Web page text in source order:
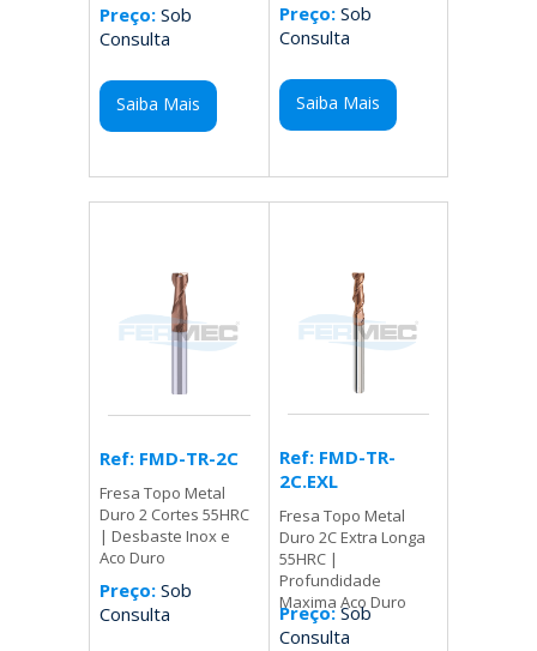
Preço: Sob
Consulta
Saiba Mais
Preço:Sob
Consulta
Saiba Mais
Ref: FMD-TR-2C
Fresa Topo Metal
Duro 2 Cortes 55HRC
| Desbaste Inox e
Aco Duro
Preço: Sob
Consulta
Ref: FMD-TR-
2C.EXL
Fresa Topo Metal
Duro 2C Extra Longa
55HRC |
Profundidade
Maxima Aco Duro
Preço:Sob
Consulta